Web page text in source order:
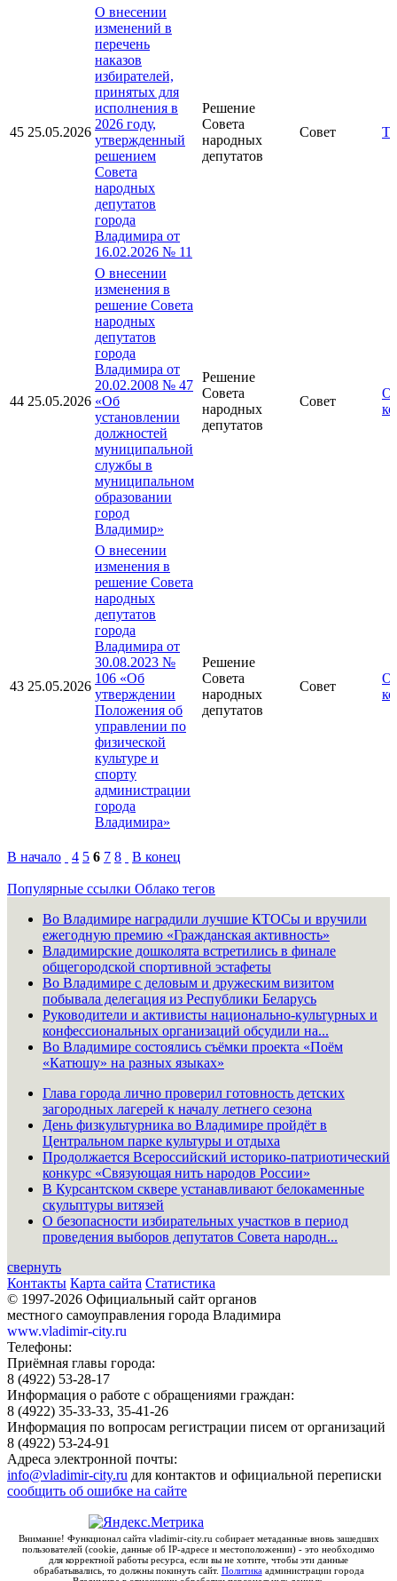
45 25.05.2026
О внесении
изменений в
перечень
наказов
избирателей,
принятых для
исполнения в
2026 году,
утвержденный
решением
Совета
народных
депутатов
города
Владимира от
16.02.2026 № 11
Решение
Совета
народных
депутатов
Совет
44 25.05.2026
О внесении
изменения в
решение Совета
народных
депутатов
города
Владимира от
20.02.2008 № 47
«Об
установлении
должностей
муниципальной
службы в
муниципальном
образовании
город
Владимир»
Решение
Совета
народных
депутатов
Совет
43 25.05.2026
О внесении
изменения в
решение Совета
народных
депутатов
города
Владимира от
30.08.2023 №
106 «Об
утверждении
Положения об
управлении по
физической
культуре и
спорту
администрации
города
Владимира»
Решение
Совета
народных
депутатов
Совет
В начало 4 5 6 7 8 В конец
Популярные ссылки Облако тегов
Во Владимире наградили лучшие КТОСы и вручили
ежегодную премию «Гражданская активность»
Владимирские дошколята встретились в финале
общегородской спортивной эстафеты
Во Владимире с деловым и дружеским визитом
побывала делегация из Республики Беларусь
Руководители и активисты национально-культурных и
конфессиональных организаций обсудили на...
Во Владимире состоялись съёмки проекта «Поём
«Катюшу» на разных языках»
Глава города лично проверил готовность детских
загородных лагерей к началу летнего сезона
День физкультурника во Владимире пройдёт в
Центральном парке культуры и отдыха
Продолжается Всероссийский историко-патриотический
конкурс «Связующая нить народов России»
В Курсантском сквере устанавливают белокаменные
скульптуры витязей
О безопасности избирательных участков в период
проведения выборов депутатов Совета народн...
свернуть
Контакты Карта сайта Статистика
© 1997-2026 Официальный сайт органов
местного самоуправления города Владимира
www.vladimir-city.ru
Телефоны:
Приёмная главы города:
8 (4922) 53-28-17
Информация о работе с обращениями граждан:
8 (4922) 35-33-33, 35-41-26
Информация по вопросам регистрации писем от организаций
8 (4922) 53-24-91
Адреса электронной почты:
info@vladimir-city.ru для контактов и официальной переписки
сообщить об ошибке на сайте
Внимание! Функционал сайта vladimir-city.ru собирает метаданные вновь зашедших
пользователей (cookie, данные об IP-адресе и местоположении) - это необходимо
для корректной работы ресурса, если вы не хотите, чтобы эти данные
обрабатывались, то должны покинуть сайт. Политикаадминистрации города